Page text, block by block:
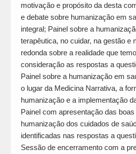
motivação e propósito da desta
e debate sobre humanização em
integral; Painel sobre a
terapêutica, no cuidar, na gestão e
redonda sobre a realidade que
consideração as respostas a
Painel sobre a humanização em
o lugar da Medicina Narrativa, a
humanização e a implementação
Painel com apresentação das
humanização dos cuidados de
identificadas nas respostas a
Sessão de encerramento com a